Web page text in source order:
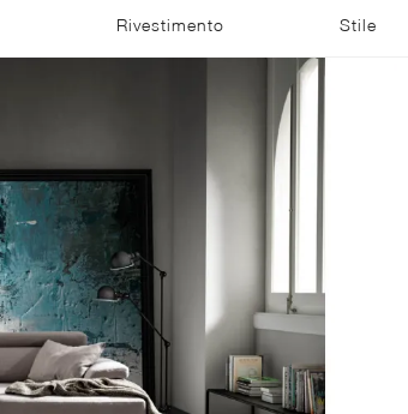
Rivestimento Stile